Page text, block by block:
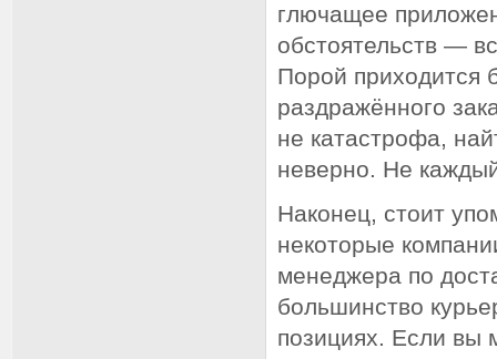
глючащее
обстоятельств —
Порой приходится
раздражённого
не катастрофа,
неверно. Не
Наконец, стоит
некоторые
менеджера по
большинство
позициях. Если вы